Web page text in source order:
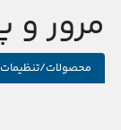
مرور و
محصولات/تنظیمات